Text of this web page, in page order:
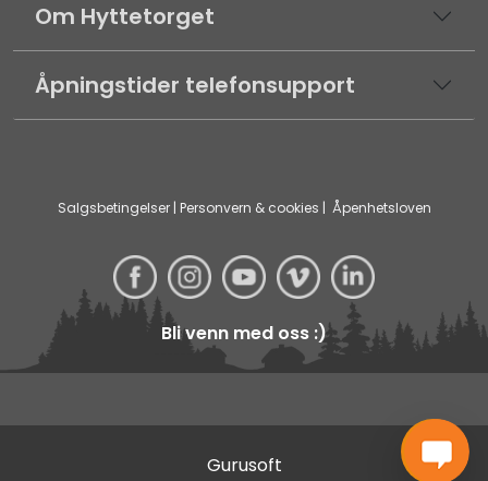
Om Hyttetorget
Åpningstider telefonsupport
Salgsbetingelser| Personvern & cookies | Åpenhetsloven
Bli venn med oss :)
Gurusoft